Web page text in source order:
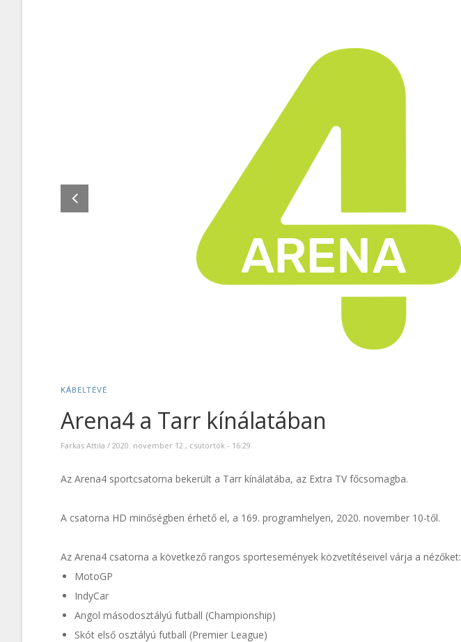
KÁBELTÉVÉ
Arena4 a Tarr kínálatában
Farkas Attila / 2020. november 12., csütörtök - 16:29
Az Arena4 sportcsatorna bekerült a Tarr kínálatába, az Extra TV főcsomagba.
A csatorna HD minőségben érhető el, a 169. programhelyen, 2020. november 10-től.
Az Arena4 csatorna a következő rangos sportesemények közvetítéseivel várja a nézőket:
MotoGP
IndyCar
Angol másodosztályú futball (Championship)
Skót első osztályú futball (Premier League)